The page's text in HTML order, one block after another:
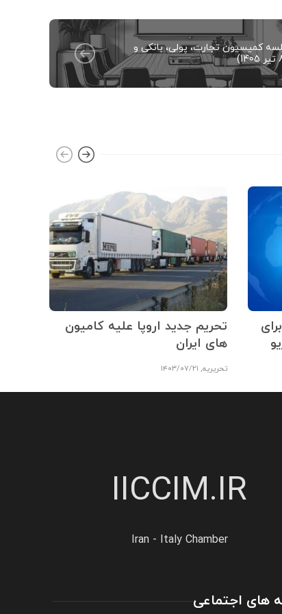
کمیسیون تجارت، پولی، بانکی و
تحریم جدید اروپا علیه کامیون
های ایران
تحریریه, ۱۴۰۳/۰۷/۲۱
برای
IICCIM.IR
Iran - Italy Chamber
های اجتماعی